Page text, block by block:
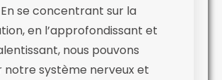
se concentrant sur la
en l’approfondissant et
nous pouvons
notre système nerveux et